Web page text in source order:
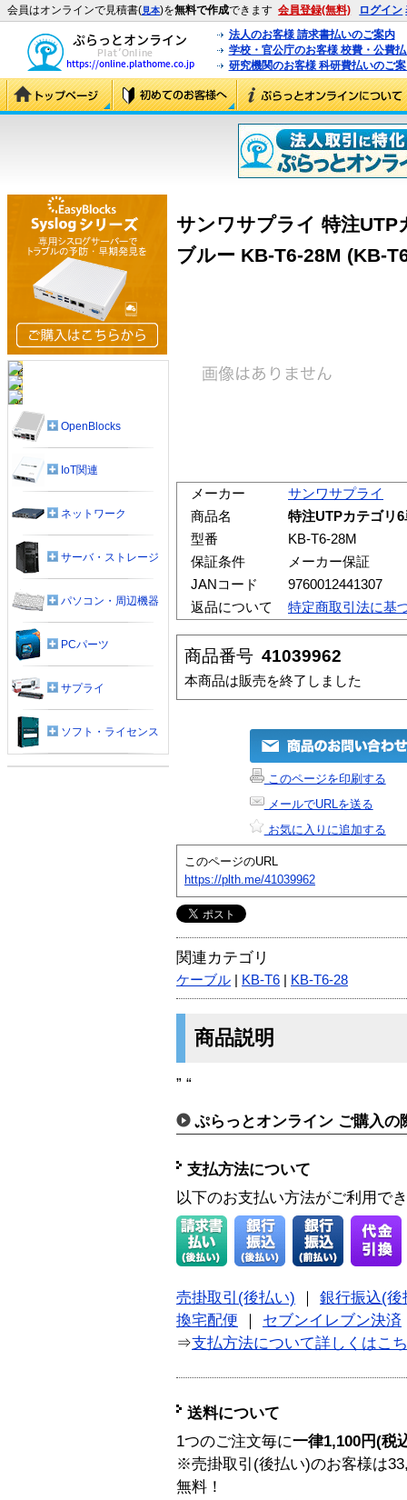
会員はオンラインで見積書(見本)を無料で作成できます 会員登録(無料) ログイン
法人のお客様 請求書払いのご案内
学校・官公庁のお客様 校費・公費
研究機関のお客様 科研費払いのご
サンワサプライ 特注
ブルー KB-T6-28M (KB-
メーカー
サンワサプライ
商品名
特注UTPカテゴリ
型番
KB-T6-28M
保証条件
メーカー保証
JANコード
9760012441307
返品について
特定商取引法に基
商品番号 41039962
本商品は販売を終了しました
このページを印刷する
メールでURLを送る
お気に入りに追加する
このページのURL
https://plth.me/41039962
関連カテゴリ
ケーブル KB-T6 KB-T6-28
商品説明
” “
ぷらっとオンライン ご購入の
支払方法について
以下のお支払い方法がご利用で
売掛取引(後払い)
銀行振込(後
換宅配便
セブンイレブン決済
⇒支払方法について詳しくはこ
送料について
1つのご注文毎に一律1,100円(税
※売掛取引(後払い)のお客様は
無料！
OpenBlocks
IoT関連
ネットワーク
サーバ・ストレージ
パソコン・周辺機器
PCパーツ
サプライ
ソフト・ライセンス